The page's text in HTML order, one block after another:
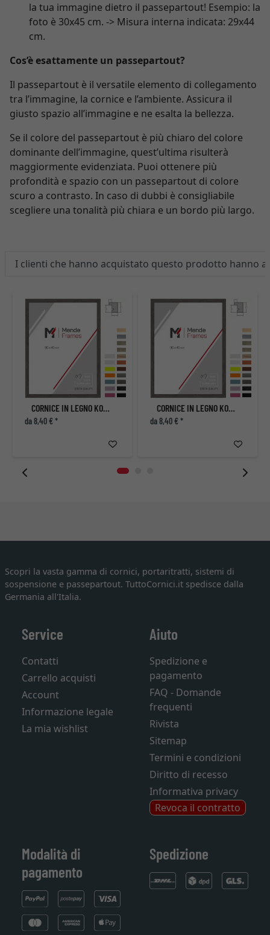
la tua immagine dietro il passepartout! Esempio: la
foto è 30x45 cm. -> Misura interna indicata: 29x44
cm.
Cos’è esattamente un passepartout?
Il passepartout è il versatile elemento di collegamento
tra l’immagine, la cornice e l’ambiente. Assicura il
giusto spazio all’immagine e ne esalta la bellezza.
Se il colore del passepartout è più chiaro del colore
dominante dell’immagine, quest’ultima risulterà
maggiormente evidenziata. Puoi ottenere più
profondità e spazio con un passepartout di colore
scuro a contrasto. In caso di dubbi è consigliabile
scegliere una tonalità più chiara e un bordo più largo.
I clienti che hanno acquistato questo prodotto hanno
CORNICE IN LEGNO KOUDOU
da 8,40 € *
CORNICE IN LEGNO KOUDOU
da 8,40 € *
Scopri la vasta gamma di cornici, portaritratti, sistemi di
sospensione e passepartout. TuttoCornici.it spedisce dalla
Germania all'Italia.
Service
Contatti
Carrello acquisti
Account
Informazione legale
La mia wishlist
Aiuto
Spedizione e
pagamento
FAQ - Domande
frequenti
Rivista
Sitemap
Termini e condizioni
Diritto di recesso
Informativa privacy
Revoca il contratto
Modalità di
pagamento
Spedizione